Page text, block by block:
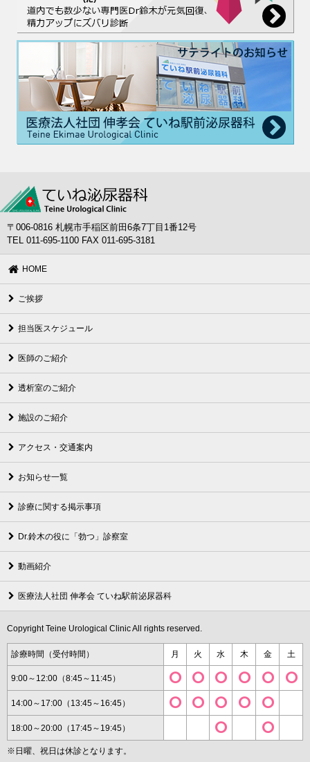
〒006-0816 札幌市手稲区前田6条7丁目1番12号
TEL 011-695-1100 FAX 011-695-3181
HOME
ご挨拶
担当医スケジュール
医師のご紹介
透析室のご紹介
施設のご紹介
アクセス・交通案内
お知らせ一覧
診療に関する掲示事項
Dr.鈴木の役に「勃つ」診察室
動画紹介
医療法人社団 伸孝会 ていね駅前泌尿器科
Copyright Teine Urological Clinic All rights reserved.
診療時間（受付時間） 月 火 水 木 金 土
9:00～12:00（8:45～11:45）
14:00～17:00（13:45～16:45）
18:00～20:00（17:45～19:45）
※日曜、祝日は休診となります。